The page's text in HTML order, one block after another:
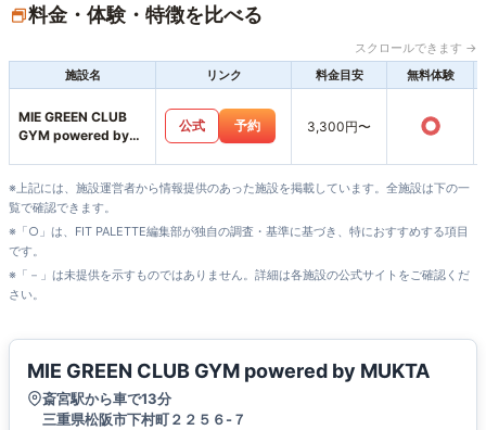
料金・体験・特徴を比べる
スクロールできます →
施設名
リンク 料金目安 無料体験
MIE GREEN CLUB
GYM powered by
公式 予約 3,300円〜 ○
※上記には、施設運営者から情報提供のあった施設を掲載しています。全施設は下の一
覧で確認できます。
※「○」は、FIT PALETTE編集部が独自の調査・基準に基づき、特におすすめする項目
です。
※「－」は未提供を示すものではありません。詳細は各施設の公式サイトをご確認くだ
さい。
MIE GREEN CLUB GYM powered by MUKTA
斎宮駅から車で13分
三重県松阪市下村町２２５６-７